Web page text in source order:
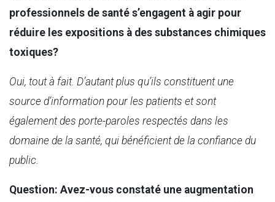
professionnels de santé s’engagent à agir pour
réduire les expositions à des substances chimiques
toxiques?
Oui, tout à fait. D’autant plus qu’ils constituent une
source d’information pour les patients et sont
également des porte-paroles respectés dans les
domaine de la santé, qui bénéficient de la confiance du
public.
Question: Avez-vous constaté une augmentation